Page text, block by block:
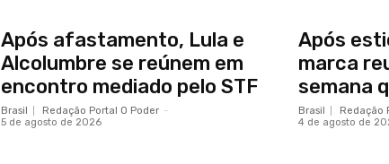
Após afastamento, Lula e
Alcolumbre se reúnem em
encontro mediado pelo STF
Brasil Redação Portal O Poder -
5 de agosto de 2026
Após
marca
semana
Brasil Redação
4 de agosto de